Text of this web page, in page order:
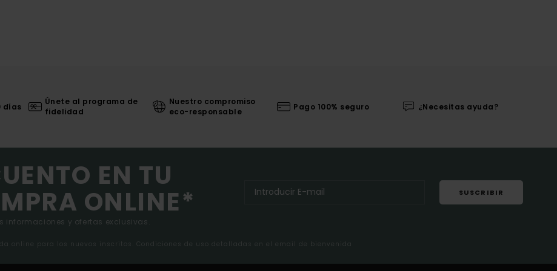
días
Únete al programa de
fidelidad
Nuestro compromiso
eco-responsable
Pago 100% seguro ¿Necesitas ayuda?
EN TU
ONLINE*
y ofertas exclusivas.
SUSCRIBIR
online para los nuevos inscritos. Condiciones de uso detalladas en el email de bienvenida